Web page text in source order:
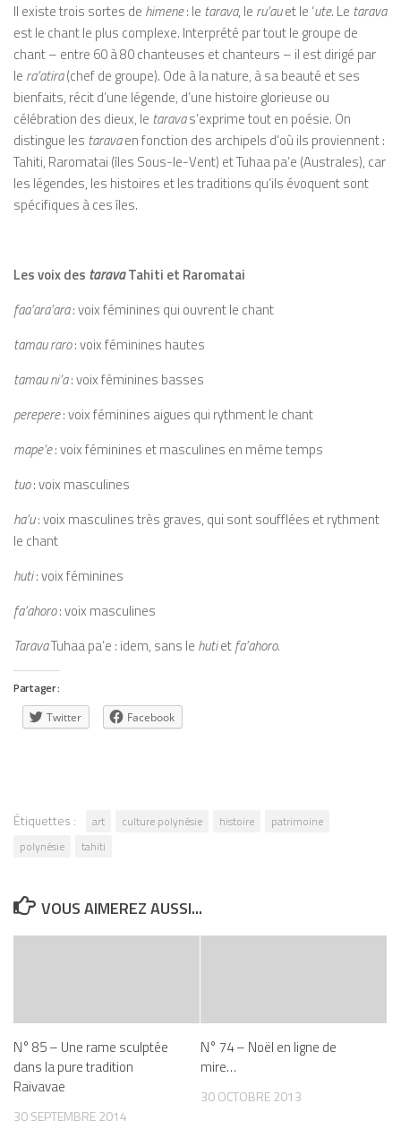
Il existe trois sortes de himene: le tarava, le ru’auet le ‘ute. Le tarava
est le chant le plus complexe. Interprété par tout le groupe de
chant – entre 60 à 80 chanteuses et chanteurs – il est dirigé par
le ra’atira(chef de groupe). Ode à la nature, à sa beauté et ses
bienfaits, récit d’une légende, d’une histoire glorieuse ou
célébration des dieux, le taravas’exprime tout en poésie. On
distingue les taravaen fonction des archipels d’où ils proviennent :
Tahiti, Raromatai (îles Sous-le-Vent) et Tuhaa pa’e (Australes), car
les légendes, les histoires et les traditions qu’ils évoquent sont
spécifiques à ces îles.
Les voix des taravaTahiti et Raromatai
faa’ara’ara: voix féminines qui ouvrent le chant
tamauraro: voix féminines hautes
tamauni’a: voix féminines basses
perepere: voix féminines aigues qui rythment le chant
mape’e: voix féminines et masculines en même temps
tuo: voix masculines
ha’u: voix masculines très graves, qui sont soufflées et rythment
le chant
huti: voix féminines
fa’ahoro: voix masculines
TaravaTuhaa pa’e : idem, sans le hutietfa’ahoro.
Partager :
Twitter Facebook
Étiquettes : art culture polynésie histoire
patrimoine
polynésie
tahiti
VOUS AIMEREZ AUSSI...
N° 85 – Une rame sculptée
dans la pure tradition
Raivavae
30 SEPTEMBRE 2014
N° 74 – Noël en ligne de
mire…
30 OCTOBRE 2013